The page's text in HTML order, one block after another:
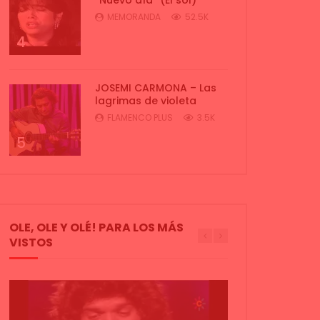
4
MEMORANDA 52.5K
5
JOSEMI CARMONA – Las
lagrimas de violeta
FLAMENCO PLUS 3.5K
OLE, OLE Y OLÉ! PARA LOS MÁS
VISTOS